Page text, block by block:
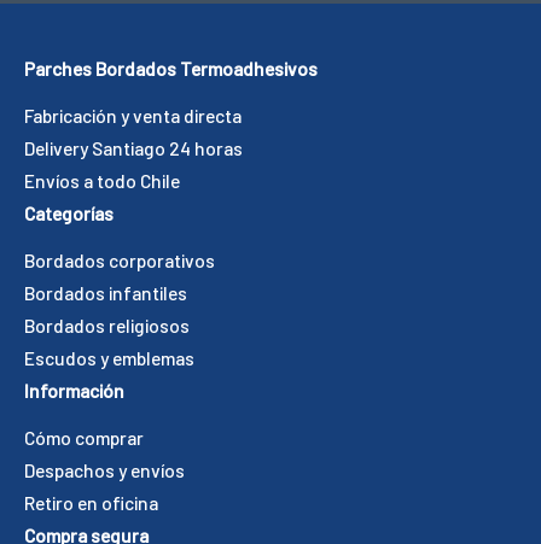
Parches Bordados Termoadhesivos
Fabricación y venta directa
Delivery Santiago 24 horas
Envíos a todo Chile
Categorías
Bordados corporativos
Bordados infantiles
Bordados religiosos
Escudos y emblemas
Información
Cómo comprar
Despachos y envíos
Retiro en oficina
Compra segura